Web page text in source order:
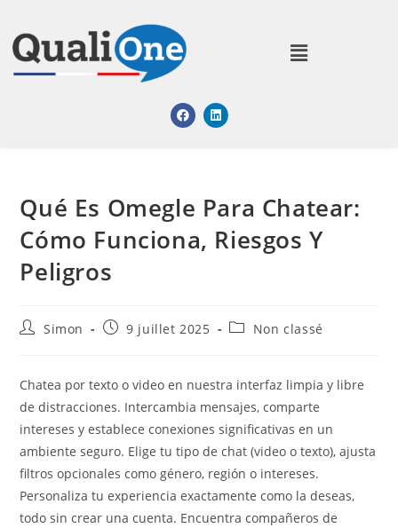
Qué Es Omegle Para Chatear:
Cómo Funciona, Riesgos Y
Peligros
Simon 9 juillet 2025 Non classé
Chatea por texto o video en nuestra interfaz limpia y libre
de distracciones. Intercambia mensajes, comparte
intereses y establece conexiones significativas en un
ambiente seguro. Elige tu tipo de chat (video o texto), ajusta
filtros opcionales como género, región o intereses.
Personaliza tu experiencia exactamente como la deseas,
todo sin crear una cuenta. Encuentra compañeros de